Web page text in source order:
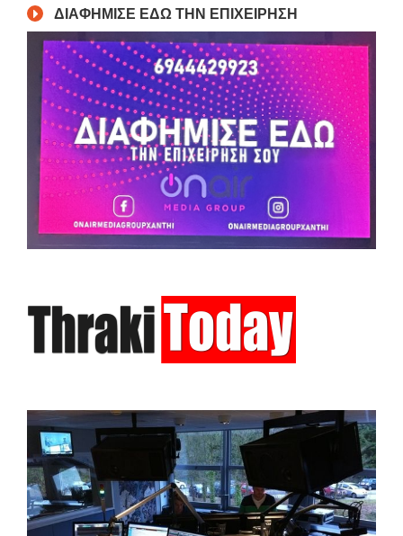
ΔΙΑΦΗΜΙΣΕ ΕΔΩ ΤΗΝ ΕΠΙΧΕΙΡΗΣΗ